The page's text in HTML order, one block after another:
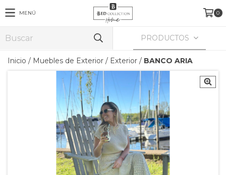
MENÚ 0
PRODUCTOS
Inicio / Muebles de Exterior / Exterior / BANCO ARIA